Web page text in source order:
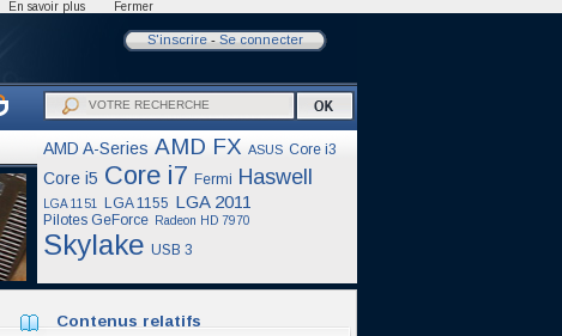
S'inscrire- Se connecter
AMD A-Series AMD FX ASUS Core i3
Core i5 Core i7 Fermi Haswell
LGA 1151 LGA 1155 LGA 2011
Pilotes GeForce Radeon HD 7970
Skylake USB 3
Contenus relatifs
En savoir plus Fermer